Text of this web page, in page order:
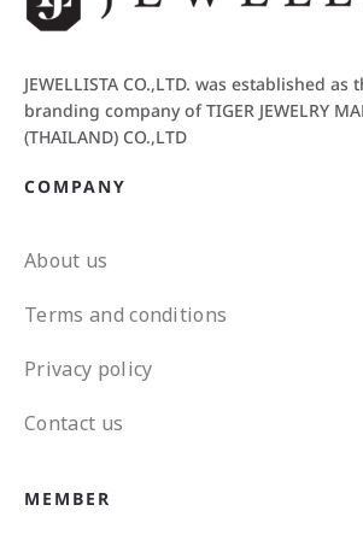
JEWELLISTA CO.,LTD. was established
branding company of TIGER JEWELRY
(THAILAND) CO.,LTD
COMPANY
About us
Terms and conditions
Privacy policy
Contact us
MEMBER